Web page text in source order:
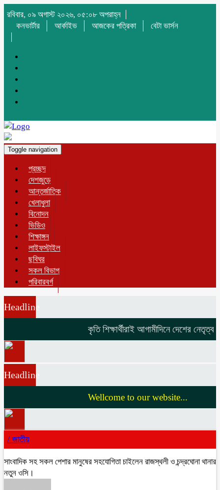
রবিবার, ০৯ অগাস্ট ২০২৬, ০৫:০৮ অপরাহ্ন
কনভার্টার
আর্কাইভ আজকের পত্রিকা বেটা ভার্সন
Toggle navigation
প্রচ্ছদ
দেশজুড়ে
আন্তর্জাতিক
খেলাধুলা
বিনোদন
ভিডিও
শিক্ষাঙ্গন
লাইফস্টাইল
ছবিঘর
সকল বিভাগ
পরিবারবর্গ
Headline
কৃতি শিক্ষার্থীরাই আগামীদিনে দেশের নেতৃত্ব
Headline
Wellcome to our website...
/ জাতীয়
সাংবাদিক সহ সকল পেশার মানুষের সহযোগিতা চাইলেন রাজস্থলী ও চন্দ্রঘোনা থানার
নতুন ওসি।